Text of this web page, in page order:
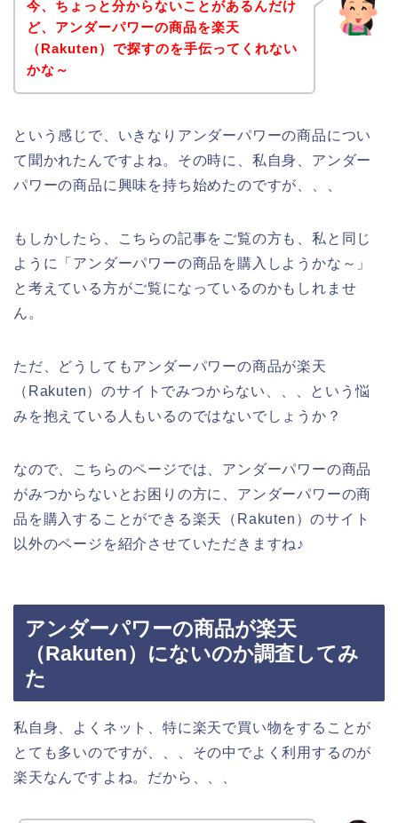
今、ちょっと分からないことがあるんだけ
ど、アンダーパワーの商品を楽天
（Rakuten）で探すのを手伝ってくれない
かな～
という感じで、いきなりアンダーパワーの商品につい
て聞かれたんですよね。その時に、私自身、アンダー
パワーの商品に興味を持ち始めたのですが、、、
もしかしたら、こちらの記事をご覧の方も、私と同じ
ように「アンダーパワーの商品を購入しようかな～」
と考えている方がご覧になっているのかもしれませ
ん。
ただ、どうしてもアンダーパワーの商品が楽天
（Rakuten）のサイトでみつからない、、、という悩
みを抱えている人もいるのではないでしょうか？
なので、こちらのページでは、アンダーパワーの商品
がみつからないとお困りの方に、アンダーパワーの商
品を購入することができる楽天（Rakuten）のサイト
以外のページを紹介させていただきますね♪
アンダーパワーの商品が楽天
（Rakuten）にないのか調査してみ
た
私自身、よくネット、特に楽天で買い物をすることが
とても多いのですが、、、その中でよく利用するのが
楽天なんですよね。だから、、、